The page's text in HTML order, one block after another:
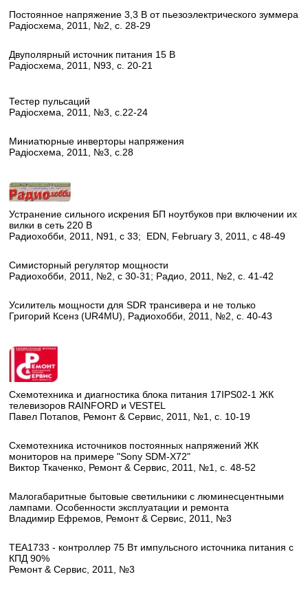
Постоянное напряжение 3,3 В от пьезоэлектрического зуммера
Радioсхема, 2011, №2, с. 28-29
Двуполярный источник питания 15 В
Радioсхема, 2011, N93, с. 20-21
Тестер пульсаций
Радioсхема, 2011, №3, с.22-24
Миниатюрные инверторы напряжения
Радioсхема, 2011, №3, с.28
Устранение сильного искрения БП ноутбуков при включении их
вилки в сеть 220 В
Радиохобби, 2011, N91, с 33; EDN, February 3, 2011, с 48-49
Симисторный регулятор мощности
Радиохобби, 2011, №2, с 30-31; Радио, 2011, №2, с. 41-42
Усилитель мощности для SDR трансивера и не только
Григорий Ксенз (UR4MU), Радиохобби, 2011, №2, с. 40-43
Схемотехника и диагностика блока питания 17IPS02-1 ЖК
телевизоров RAINFORD и VESTEL
Павел Потапов, Ремонт & Сервис, 2011, №1, с. 10-19
Схемотехника источников постоянных напряжений ЖК
мониторов на примере "Sony SDM-X72"
Виктор Ткаченко, Ремонт & Сервис, 2011, №1, с. 48-52
Малогабаритные бытовые светильники с люминесцентными
лампами. Особенности эксплуатации и ремонта
Владимир Ефремов, Ремонт & Сервис, 2011, №3
ТЕА1733 - контроллер 75 Вт импульсного источника питания с
КПД 90%
Ремонт & Сервис, 2011, №3